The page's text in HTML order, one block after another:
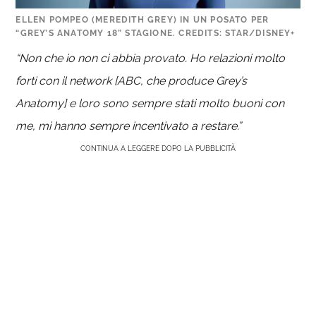
ELLEN POMPEO (MEREDITH GREY) IN UN POSATO PER
“GREY’S ANATOMY 18” STAGIONE. CREDITS: STAR/DISNEY+
“Non che io non ci abbia provato. Ho relazioni molto
forti con il network [ABC, che produce Grey’s
Anatomy] e loro sono sempre stati molto buoni con
me, mi hanno sempre incentivato a restare.”
CONTINUA A LEGGERE DOPO LA PUBBLICITÀ